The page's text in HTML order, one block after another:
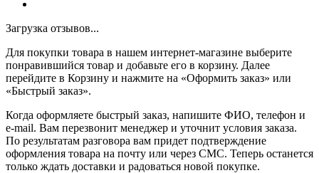
Загрузка отзывов...
Для покупки товара в нашем интернет-магазине выберите
понравившийся товар и добавьте его в корзину. Далее
перейдите в Корзину и нажмите на «Оформить заказ» или
«Быстрый заказ».
Когда оформляете быстрый заказ, напишите ФИО, телефон и
e-mail. Вам перезвонит менеджер и уточнит условия заказа.
По результатам разговора вам придет подтверждение
оформления товара на почту или через СМС. Теперь останется
только ждать доставки и радоваться новой покупке.